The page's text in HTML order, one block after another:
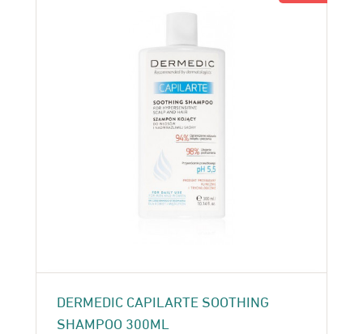
DERMEDIC CAPILARTE SOOTHING
SHAMPOO 300ML